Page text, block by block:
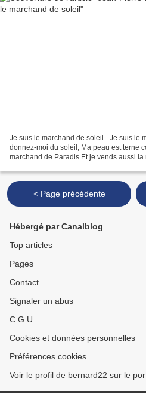
Je suis le marchand de soleil - Je suis le
donnez-moi du soleil, Ma peau est terne
marchand de Paradis Et je vends aussi
< Page précédente
Hébergé par Canalblog
Top articles
Pages
Contact
Signaler un abus
C.G.U.
Cookies et données personnelles
Préférences cookies
Voir le profil de bernard22 sur le